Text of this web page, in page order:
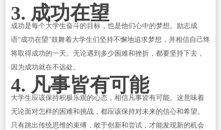
3. 成功在望
成功是每个大学生奋斗的目标，也是他们心中的梦想。励志成
语“成功在望”鼓舞着大学生们坚持不懈地追求梦想，并相信自己终
将取得成功的一天。无论遇到多少困难和挫折，都要坚持下去，
因为成功就在不远处。
4. 凡事皆有可能
大学生应该保持积极乐观的心态，相信凡事皆有可能。这意味着
无论面对怎样的困难和挑战，都应该保持对未来的信心和希望。
只有跳出传统思维的束缚，敢于创新和尝试，才能发现新的机会